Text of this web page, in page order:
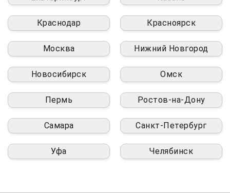
Краснодар Красноярск
Москва Нижний Новгород
Новосибирск Омск
Пермь Ростов-на-Дону
Самара Санкт-Петербург
Уфа Челябинск